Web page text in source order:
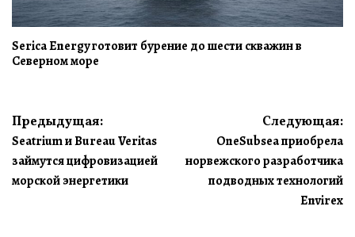
Serica Energy готовит бурение до шести скважин в
Северном море
Навигация
по
записям
Предыдущая:
Seatrium и Bureau Veritas
займутся цифровизацией
морской энергетики
Следующая:
OneSubsea приобрела
норвежского разработчика
подводных технологий
Envirex